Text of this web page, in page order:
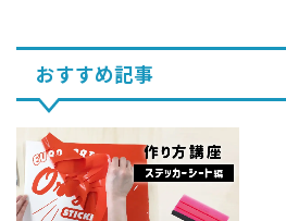
おすすめ記事